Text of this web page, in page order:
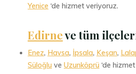
Yenice ‘de hizmet veriyoruz.
Edirneve tüm
Enez, Havsa, İpsala, Keşan,
Süloğlu veUzunköprü ‘de